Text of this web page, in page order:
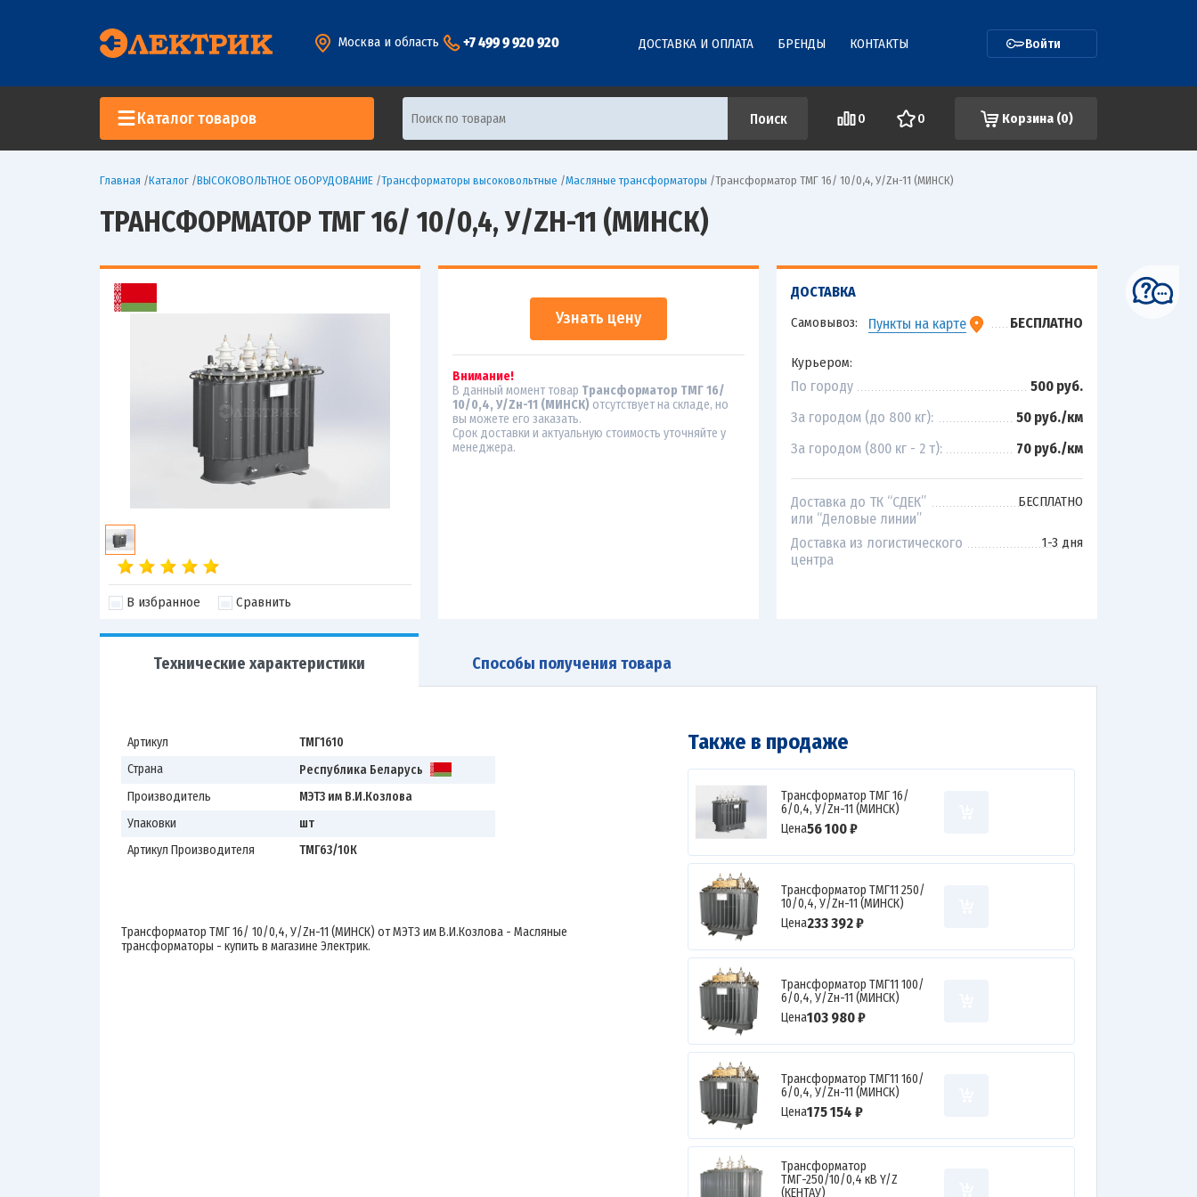
Москва и область +7 499 9 920 920 ДОСТАВКА И ОПЛАТА БРЕНДЫ КОНТАКТЫ Войти
Каталог товаров 0 0 Корзина (0)
Главная /Каталог /ВЫСОКОВОЛЬТНОЕ ОБОРУДОВАНИЕ /Трансформаторы высоковольтные /Масляные трансформаторы /Трансформатор ТМГ 16/ 10/0,4, У/Zн-11 (МИНСК)
ТРАНСФОРМАТОР ТМГ 16/ 10/0,4, У/ZН-11 (МИНСК)
В избранное Сравнить
Узнать цену
Внимание!
В данный момент товар Трансформатор ТМГ 16/
10/0,4, У/Zн-11 (МИНСК) отсутствует на складе, но
вы можете его заказать.
Срок доставки и актуальную стоимость уточняйте у
менеджера.
ДОСТАВКА
Самовывоз: Пункты на карте БЕСПЛАТНО
Курьером:
По городу
500 руб.
За городом (до 800 кг):
50 руб./км
За городом (800 кг - 2 т):
70 руб./км
Доставка до ТК “СДЕК”
или “Деловые линии”
БЕСПЛАТНО
Доставка из логистического
центра
1-3 дня
Технические характеристики Способы получения товара
Артикул
ТМГ1610
Страна
Республика Беларусь
Производитель
МЭТЗ им В.И.Козлова
Упаковки
шт
Артикул Производителя
ТМГ63/10К
Трансформатор ТМГ 16/ 10/0,4, У/Zн-11 (МИНСК) от МЭТЗ им В.И.Козлова - Масляные
трансформаторы - купить в магазине Электрик.
Также в продаже
Трансформатор ТМГ 16/
6/0,4, У/Zн-11 (МИНСК)
Цена56 100 ₽
Трансформатор ТМГ11 250/
10/0,4, У/Zн-11 (МИНСК)
Цена233 392 ₽
Трансформатор ТМГ11 100/
6/0,4, У/Zн-11 (МИНСК)
Цена103 980 ₽
Трансформатор ТМГ11 160/
6/0,4, У/Zн-11 (МИНСК)
Цена175 154 ₽
Трансформатор
ТМГ-250/10/0,4 кВ Y/Z
(КЕНТАУ)